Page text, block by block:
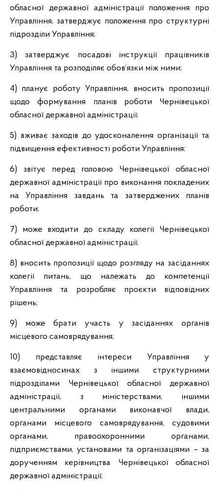
обласної державної адміністрації положення про
Управління, затверджує положення про структурні
підрозділи Управління;
3) затверджує посадові інструкції працівників
Управління та розподіляє обов’язки між ними;
4) планує роботу Управління, вносить пропозиції
щодо формування планів роботи Чернівецької
обласної державної адміністрації;
5) вживає заходів до удосконалення організації та
підвищення ефективності роботи Управління;
6) звітує перед головою Чернівецької обласної
державної адміністрації про виконання покладених
на Управління завдань та затверджених планів
роботи;
7) може входити до складу колегії Чернівецької
обласної державної адміністрації;
8) вносить пропозиції щодо розгляду на засіданнях
колегії питань, що належать до компетенції
Управління та розробляє проєкти відповідних
рішень;
9) може брати участь у засіданнях органів
місцевого самоврядування;
10) представляє інтереси Управління у
взаємовідносинах з іншими структурними
підрозділами Чернівецької обласної державної
адміністрації, з міністерствами, іншими
центральними органами виконавчої влади,
органами місцевого самоврядування, судовими
органами, правоохоронними органами,
підприємствами, установами та організаціями – за
дорученням керівництва Чернівецької обласної
державної адміністрації;